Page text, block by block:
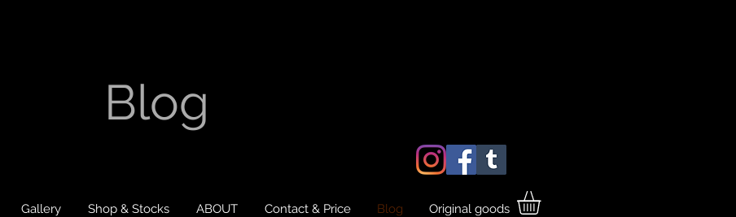
Gallery Shop & Stocks ABOUT Contact & Price Blog Original goods
Blog